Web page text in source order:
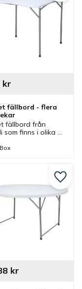
fällbord - flera
fällbord från
som finns i olika
bord som är
kr
kr
Lägg